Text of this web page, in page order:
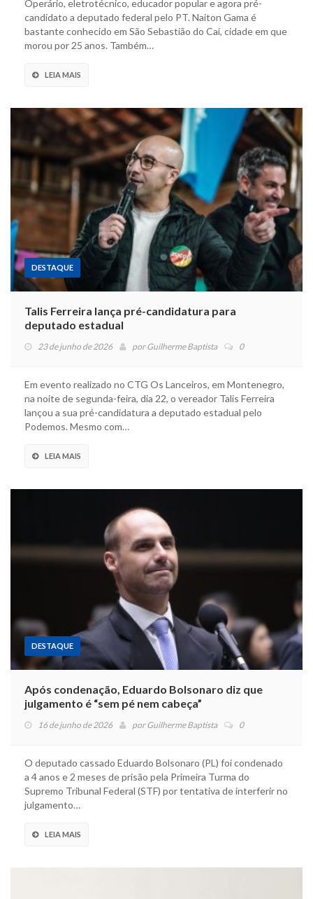
Operário, eletrotécnico, educador popular e agora pré-
candidato a deputado federal pelo PT. Naiton Gama é
bastante conhecido em São Sebastião do Caí, cidade em que
morou por 25 anos. Também…
LEIA MAIS
DESTAQUE
Talis Ferreira lança pré-candidatura para
deputado estadual
23 de junho de 2026 porGuilherme Baptista 0
Em evento realizado no CTG Os Lanceiros, em Montenegro,
na noite de segunda-feira, dia 22, o vereador Talis Ferreira
lançou a sua pré-candidatura a deputado estadual pelo
Podemos. Mesmo com…
LEIA MAIS
DESTAQUE
Após condenação, Eduardo Bolsonaro diz que
julgamento é “sem pé nem cabeça”
16 de junho de 2026 porGuilherme Baptista 0
O deputado cassado Eduardo Bolsonaro (PL) foi condenado
a 4 anos e 2 meses de prisão pela Primeira Turma do
Supremo Tribunal Federal (STF) por tentativa de interferir no
julgamento…
LEIA MAIS